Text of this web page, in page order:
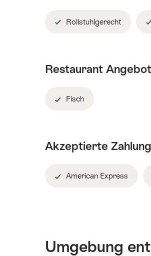
Rollstuhlgerecht
Restaurant Angebot
Fisch
Akzeptierte
American Express
Umgebung